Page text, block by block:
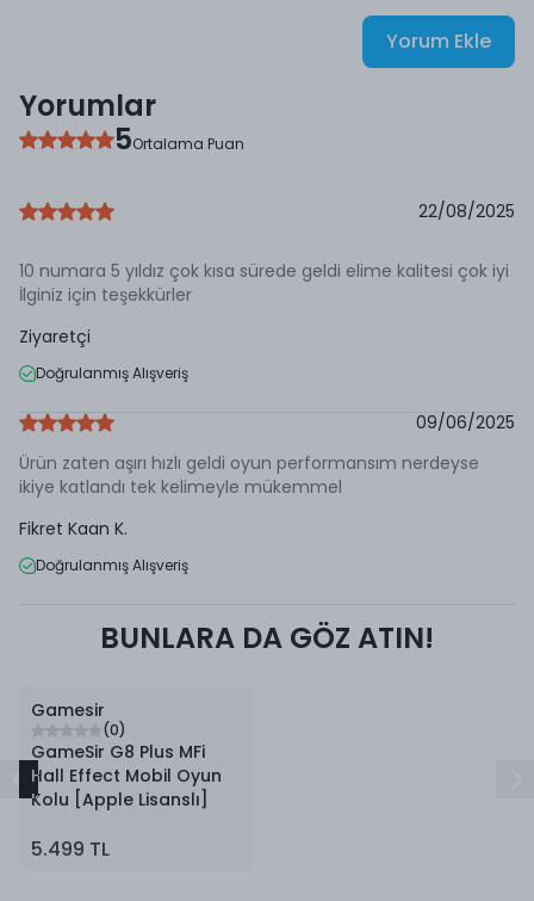
Yorum Ekle
Yorumlar
5Ortalama Puan
Ziyaretçi
Doğrulanmış Alışveriş
22/08/2025
10 numara 5 yıldız çok kısa sürede geldi elime kalitesi çok iyi
İlginiz için teşekkürler
Fikret Kaan K.
Doğrulanmış Alışveriş
09/06/2025
Ürün zaten aşırı hızlı geldi oyun performansım nerdeyse
ikiye katlandı tek kelimeyle mükemmel
BUNLARA DA GÖZ ATIN!
Gamesir
(0)
GameSir G8 Plus MFi
Hall Effect Mobil Oyun
Kolu [Apple Lisanslı]
5.499 TL